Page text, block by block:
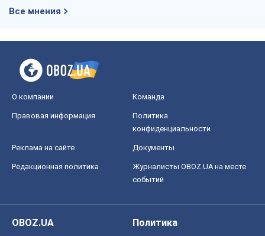
Все мнения
О компании Команда
Правовая информация
Политика
конфиденциальности
Реклама на сайте Документы
Редакционная политика
Журналисты OBOZ.UA на месте
событий
OBOZ.UA
Политика